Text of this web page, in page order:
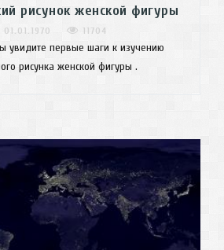
рисунок женской фигуры
01.01.1970 11704
увидите первые шаги к изучению
рисунка женской фигуры .